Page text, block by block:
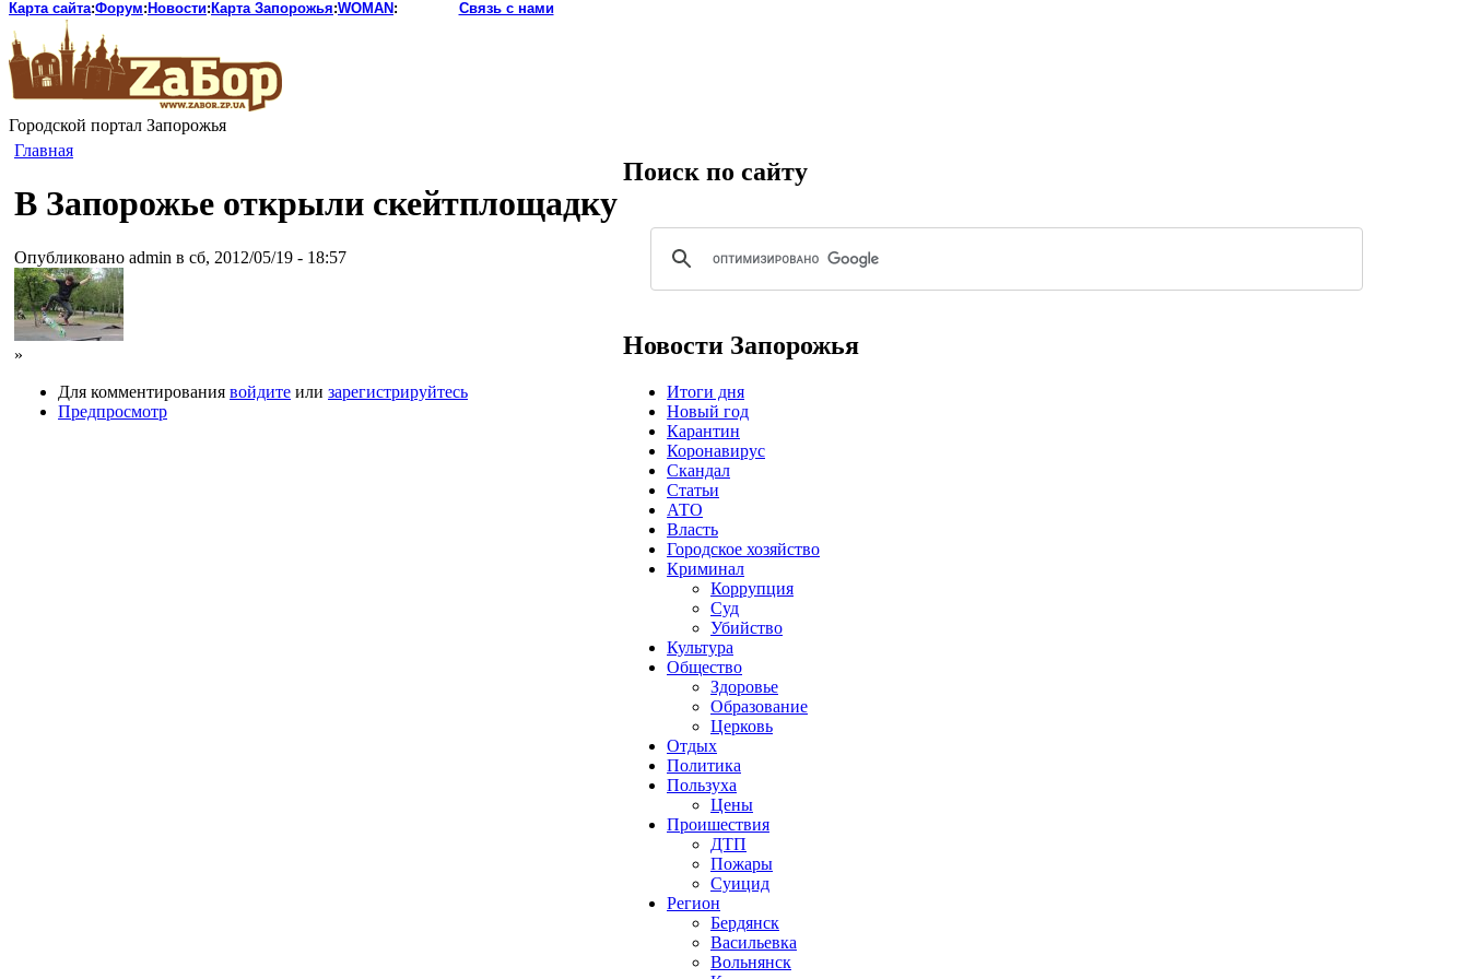
Карта сайта:Форум: Новости: Карта Запорожья:WOMAN : Связь с нами
Городской портал Запорожья
Главная
В Запорожье открыли скейтплощадку
Опубликовано admin в сб, 2012/05/19 - 18:57
»
Для комментирования войдите или зарегистрируйтесь
Предпросмотр
Поиск по сайту
Новости Запорожья
Итоги дня
Новый год
Карантин
Коронавирус
Скандал
Статьи
АТО
Власть
Городское хозяйство
Криминал
Коррупция
Суд
Убийство
Культура
Общество
Здоровье
Образование
Церковь
Отдых
Политика
Пользуха
Цены
Проишествия
ДТП
Пожары
Суицид
Регион
Бердянск
Васильевка
Вольнянск